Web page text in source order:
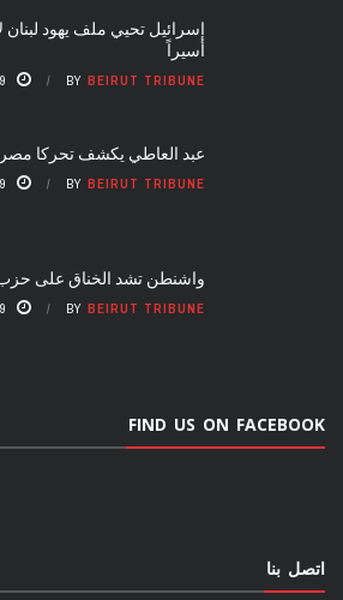
أسيراً
BY BEIRUT TRIBUNE 9 AUGUST، 2026
عبد العاطي يكشف تحركا
BY BEIRUT TRIBUNE 9 AUGUST، 2026
واشنطن تشد الخناق على
BY BEIRUT TRIBUNE 9 AUGUST، 2026
FIND US ON FACEBOOK
اتصل بنا